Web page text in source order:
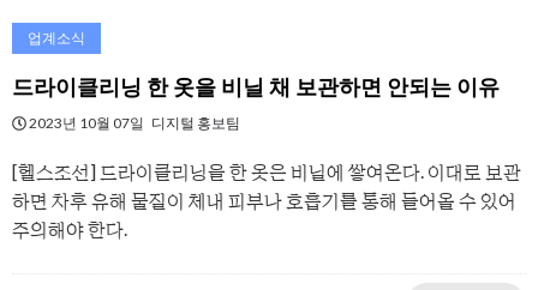
업계소식
드라이클리닝 한 옷을 비닐 채 보관하면 안되는 이유
2023년 10월 07일 디지털 홍보팀
[헬스조선] 드라이클리닝을 한 옷은 비닐에 쌓여온다. 이대로 보관
하면 차후 유해 물질이 체내 피부나 호흡기를 통해 들어올 수 있어
주의해야 한다.